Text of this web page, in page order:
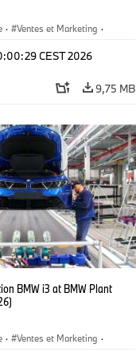
· Ventes et Marketing ·
CEST 2026
9,75 MB
BMW i3 at BMW Plant
· Ventes et Marketing ·